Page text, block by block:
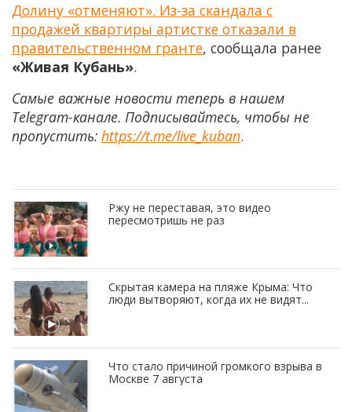
Долину «отменяют». Из-за скандала с
продажей квартиры артистке отказали в
правительственном гранте, сообщала ранее
«Живая Кубань».
Самые важные новости теперь в нашем
Telegram-канале. Подписывайтесь, чтобы не
пропустить: https://t.me/live_kuban.
Ржу не переставая, это видео
пересмотришь не раз
Скрытая камера на пляже Крыма: Что
люди вытворяют, когда их не видят...
Что стало причиной громкого взрыва в
Москве 7 августа